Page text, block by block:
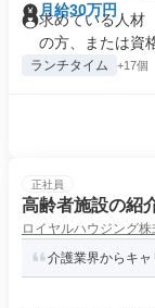
月給30万円
求めている人材
の方、または資
ランチタイム +17個
正社員
高齢者施設の紹
ロイヤルハウジング株
介護業界からキ